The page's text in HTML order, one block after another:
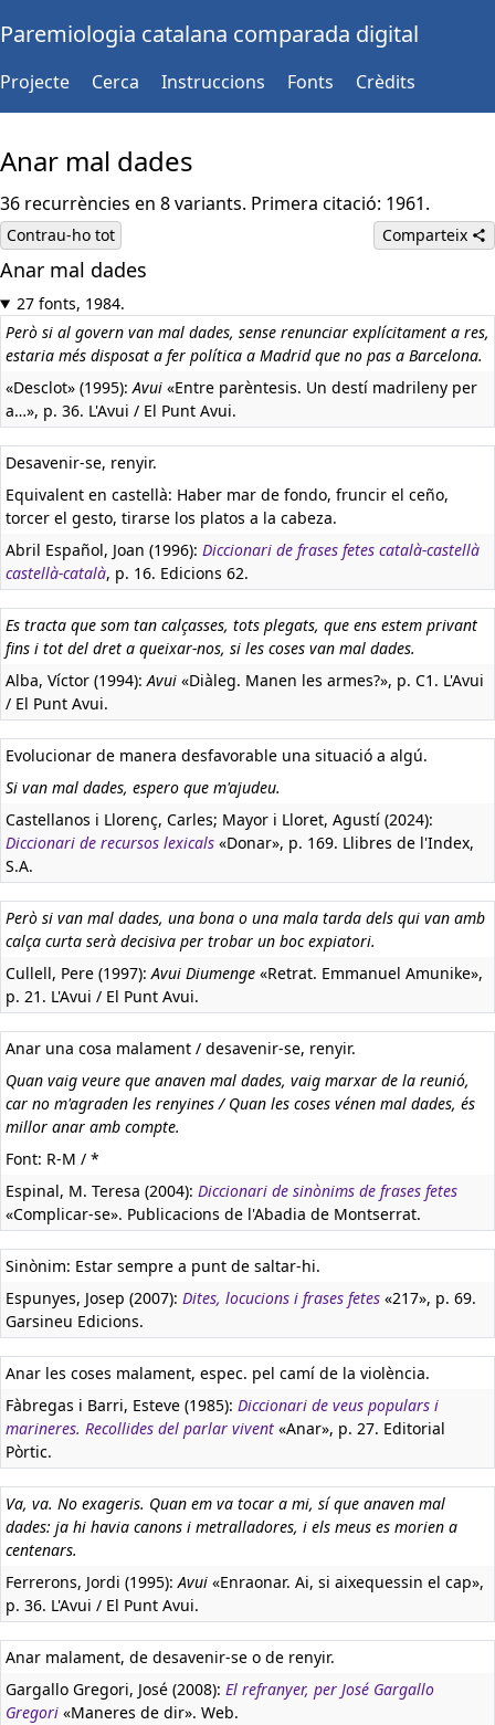
Paremiologia catalana comparada digital
Projecte Cerca Instruccions Fonts Crèdits
Anar mal dades
36 recurrències en 8 variants. Primera citació: 1961.
Contrau-ho tot Comparteix
Anar mal dades
27 fonts, 1984.
Però si al govern van mal dades, sense renunciar explícitament a res,
estaria més disposat a fer política a Madrid que no pas a Barcelona.
«Desclot» (1995):Avui «Entre parèntesis. Un destí madrileny per
a…», p. 36. L'Avui / El Punt Avui.
Desavenir-se, renyir.
Equivalent en castellà: Haber mar de fondo, fruncir el ceño,
torcer el gesto, tirarse los platos a la cabeza.
Abril Español, Joan (1996): Diccionari de frases fetes català-castellà
castellà-català, p. 16. Edicions 62.
Es tracta que som tan calçasses, tots plegats, que ens estem privant
fins i tot del dret a queixar-nos, si les coses van mal dades.
Alba, Víctor (1994):Avui «Diàleg. Manen les armes?», p. C1. L'Avui
/ El Punt Avui.
Evolucionar de manera desfavorable una situació a algú.
Si van mal dades, espero que m'ajudeu.
Castellanos i Llorenç, Carles; Mayor i Lloret, Agustí (2024):
Diccionari de recursos lexicals «Donar», p. 169. Llibres de l'Index,
S.A.
Però si van mal dades, una bona o una mala tarda dels qui van amb
calça curta serà decisiva per trobar un boc expiatori.
Cullell, Pere (1997):Avui Diumenge «Retrat. Emmanuel Amunike»,
p. 21. L'Avui / El Punt Avui.
Anar una cosa malament / desavenir-se, renyir.
Quan vaig veure que anaven mal dades, vaig marxar de la reunió,
car no m'agraden les renyines / Quan les coses vénen mal dades, és
millor anar amb compte.
Font: R-M / *
Espinal, M. Teresa (2004): Diccionari de sinònims de frases fetes
«Complicar-se». Publicacions de l'Abadia de Montserrat.
Sinònim: Estar sempre a punt de saltar-hi.
Espunyes, Josep (2007): Dites, locucions i frases fetes «217», p. 69.
Garsineu Edicions.
Anar les coses malament, espec. pel camí de la violència.
Fàbregas i Barri, Esteve (1985): Diccionari de veus populars i
marineres. Recollides del parlar vivent «Anar», p. 27. Editorial
Pòrtic.
Va, va. No exageris. Quan em va tocar a mi, sí que anaven mal
dades: ja hi havia canons i metralladores, i els meus es morien a
centenars.
Ferrerons, Jordi (1995):Avui «Enraonar. Ai, si aixequessin el cap»,
p. 36. L'Avui / El Punt Avui.
Anar malament, de desavenir-se o de renyir.
Gargallo Gregori, José (2008): El refranyer, per José Gargallo
Gregori «Maneres de dir». Web.